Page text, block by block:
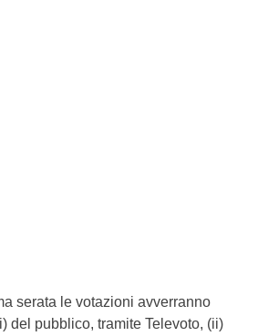
serata le votazioni avverranno
del pubblico, tramite Televoto, (ii)